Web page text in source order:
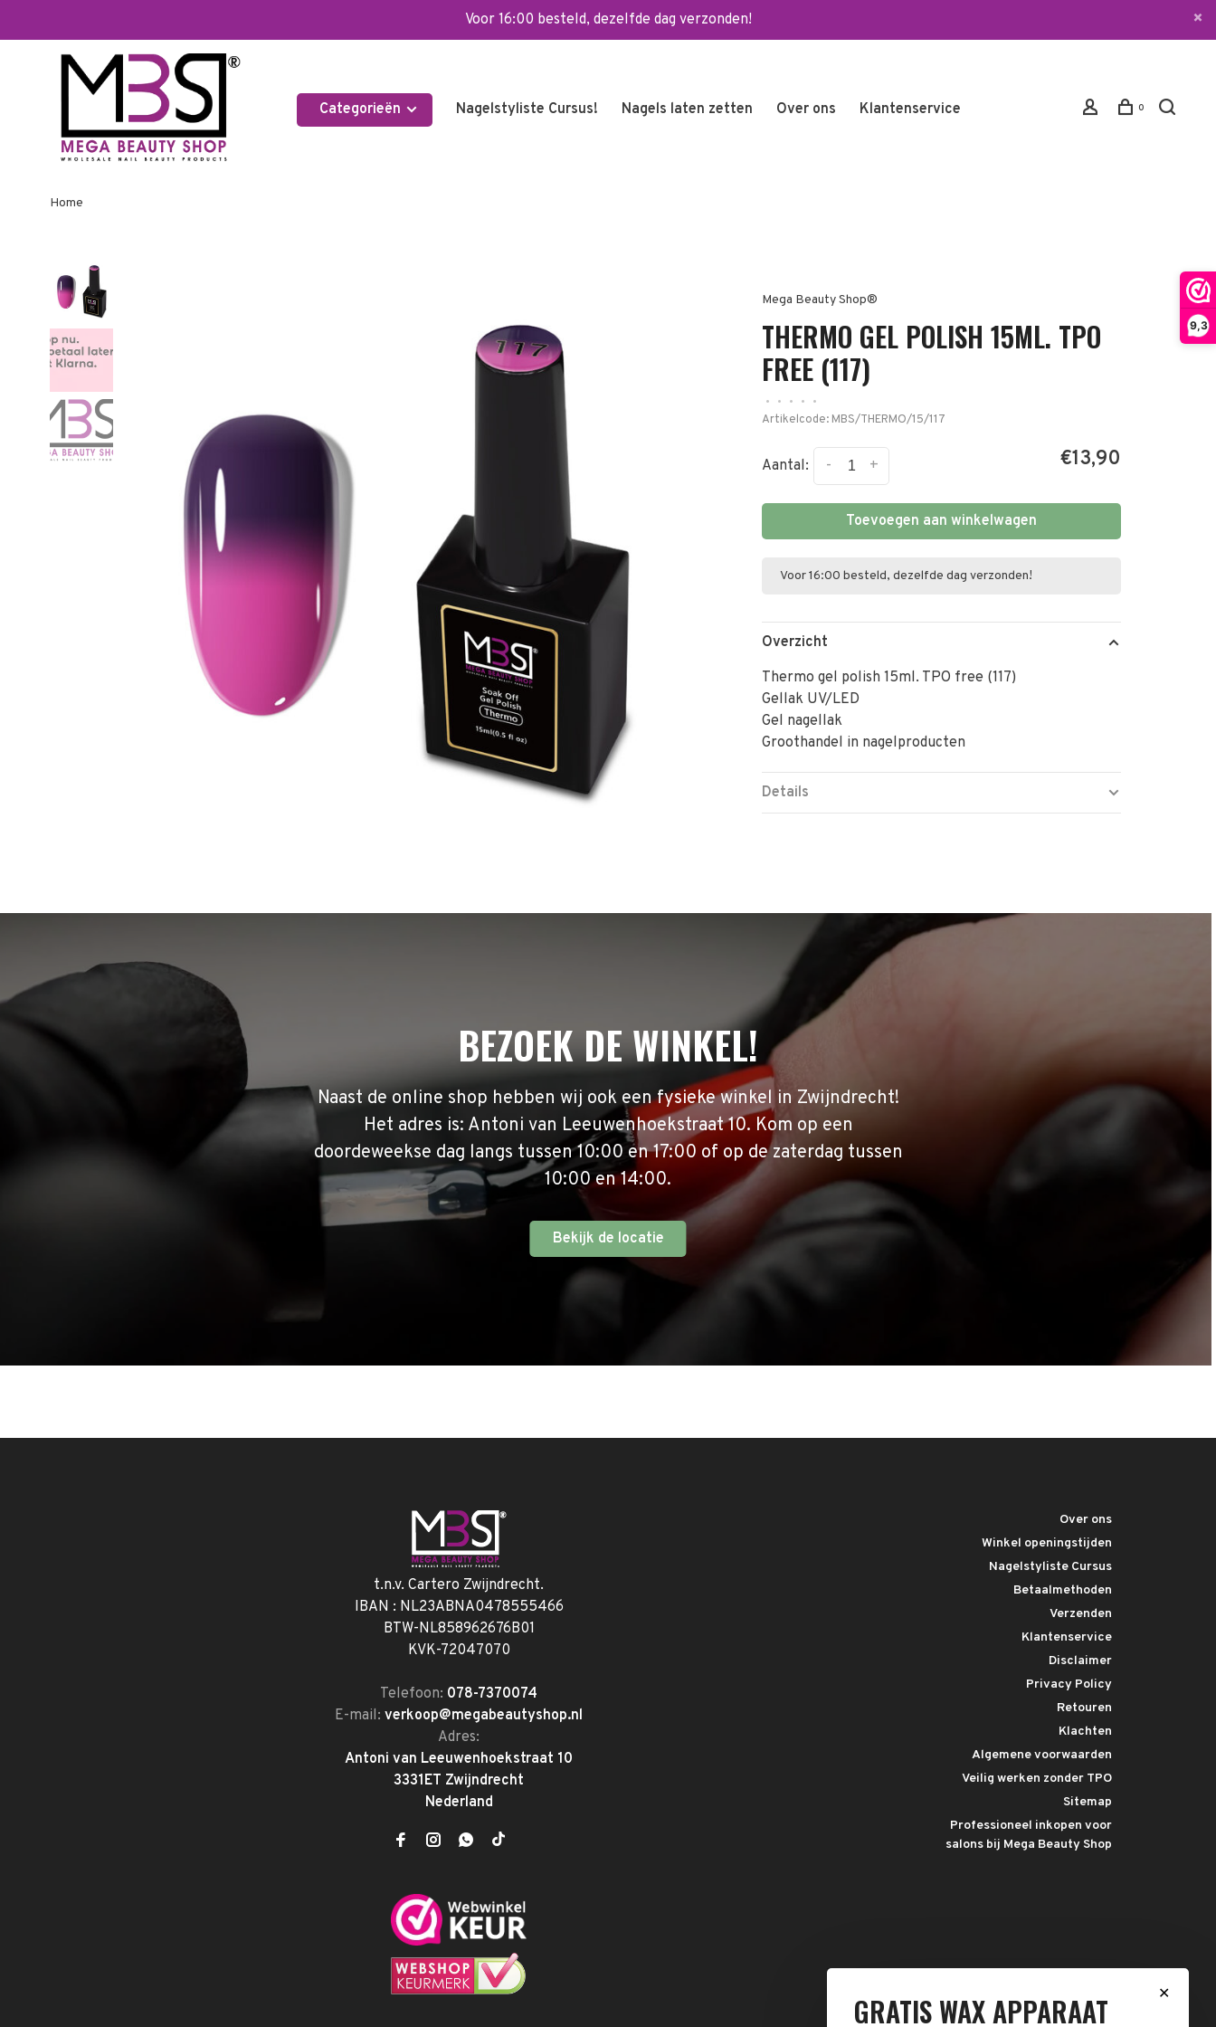
9,3
Voor 16:00 besteld, dezelfde dag verzonden!
Categorieën Nagelstyliste Cursus! Nagels laten zetten Over ons Klantenservice 0
Home
Mega Beauty Shop®
THERMO GEL POLISH 15ML. TPO
FREE (117)
• • • •
•
Artikelcode: MBS/THERMO/15/117
Aantal: +
- €13,90
Toevoegen aan winkelwagen
Voor 16:00 besteld, dezelfde dag verzonden!
Overzicht
Thermo gel polish 15ml. TPO free (117)
Gellak UV/LED
Gel nagellak
Groothandel in nagelproducten
Details
BEZOEK DE WINKEL!
Naast de online shop hebben wij ook een fysieke winkel in Zwijndrecht!
Het adres is: Antoni van Leeuwenhoekstraat 10. Kom op een
doordeweekse dag langs tussen 10:00 en 17:00 of op de zaterdag tussen
10:00 en 14:00.
Bekijk de locatie
t.n.v. Cartero Zwijndrecht.
IBAN : NL23ABNA0478555466
BTW-NL858962676B01
KVK-72047070
Telefoon: 078-7370074
E-mail:verkoop@megabeautyshop.nl
Adres:
Antoni van Leeuwenhoekstraat 10
3331ET Zwijndrecht
Nederland
Over ons
Winkel openingstijden
Nagelstyliste Cursus
Betaalmethoden
Verzenden
Klantenservice
Disclaimer
Privacy Policy
Retouren
Klachten
Algemene voorwaarden
Veilig werken zonder TPO
Sitemap
Professioneel inkopen voor
salons bij Mega Beauty Shop
✕
GRATIS WAX APPARAAT